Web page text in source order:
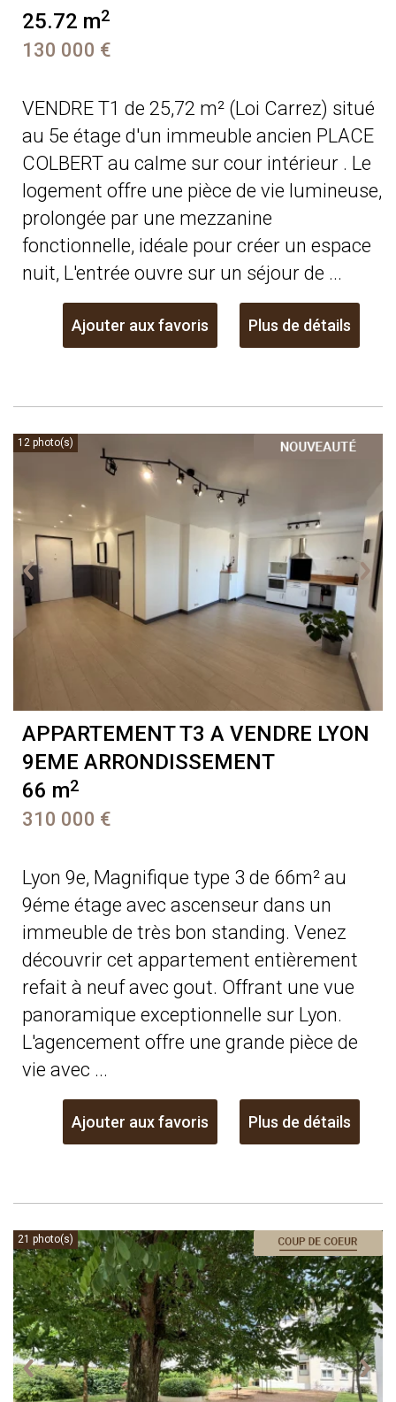
25.72 m2
130 000 €
VENDRE T1 de 25,72 m² (Loi Carrez) situé
au 5e étage d'un immeuble ancien PLACE
COLBERT au calme sur cour intérieur . Le
logement offre une pièce de vie lumineuse,
prolongée par une mezzanine
fonctionnelle, idéale pour créer un espace
nuit, L'entrée ouvre sur un séjour de ...
Ajouter aux favoris Plus de détails
12 photo(s)
APPARTEMENT T3 A VENDRE LYON
9EME ARRONDISSEMENT
66 m2
310 000 €
Lyon 9e, Magnifique type 3 de 66m² au
9éme étage avec ascenseur dans un
immeuble de très bon standing. Venez
découvrir cet appartement entièrement
refait à neuf avec gout. Offrant une vue
panoramique exceptionnelle sur Lyon.
L'agencement offre une grande pièce de
vie avec ...
Ajouter aux favoris Plus de détails
21 photo(s)